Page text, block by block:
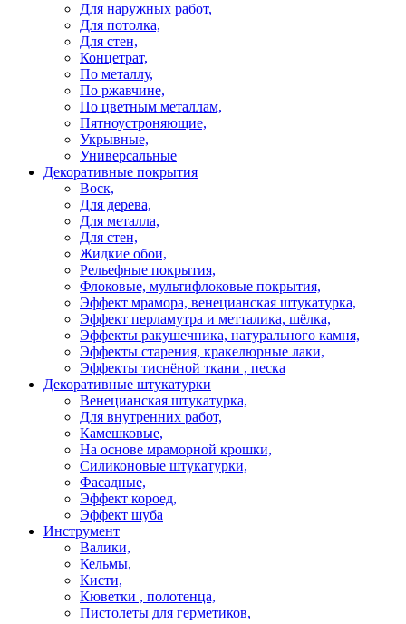
Для наружных работ,
Для потолка,
Для стен,
Концетрат,
По металлу,
По ржавчине,
По цветным металлам,
Пятноустроняющие,
Укрывные,
Универсальные
Декоративные покрытия
Воск,
Для дерева,
Для металла,
Для стен,
Жидкие обои,
Рельефные покрытия,
Флоковые, мультифлоковые покрытия,
Эффект мрамора, венецианская штукатурка,
Эффект перламутра и метталика, шёлка,
Эффекты ракушечника, натурального камня,
Эффекты старения, кракелюрные лаки,
Эффекты тиснёной ткани , песка
Декоративные штукатурки
Венецианская штукатурка,
Для внутренних работ,
Камешковые,
На основе мраморной крошки,
Силиконовые штукатурки,
Фасадные,
Эффект короед,
Эффект шуба
Инструмент
Валики,
Кельмы,
Кисти,
Кюветки , полотенца,
Пистолеты для герметиков,